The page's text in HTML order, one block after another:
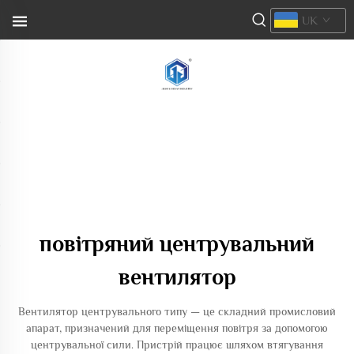
UK
повітряний центрувальний
вентилятор
Вентилятор центрувального типу — це складний промисловий
апарат, призначений для переміщення повітря за допомогою
центрувальної сили. Пристрій працює шляхом втягування